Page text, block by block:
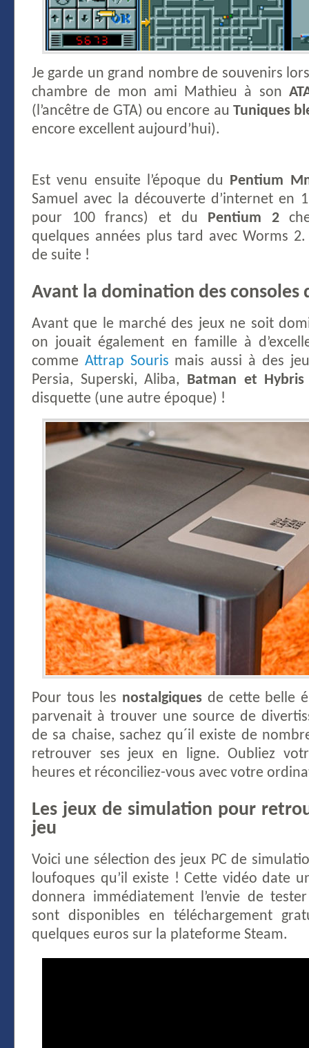
Je garde un grand nombre de souvenirs
chambre de mon ami Mathieu à son
(l’ancêtre de GTA) ou encore au Tuniques
encore excellent aujourd’hui).
Est venu ensuite l’époque du Pentium
Samuel avec la découverte d’internet en
pour 100 francs) et du Pentium 2
quelques années plus tard avec Worms 2.
de suite !
Avant la domination des consoles
Avant que le marché des jeux ne soit
on jouait également en famille à
comme Attrap Souris mais aussi à des
Persia, Superski, Aliba, Batman et Hybris
disquette (une autre époque) !
Pour tous les nostalgiques de cette belle
parvenait à trouver une source de
de sa chaise, sachez qu´il existe de
retrouver ses jeux en ligne. Oubliez
heures et réconciliez-vous avec votre
Les jeux de simulation pour
jeu
Voici une sélection des jeux PC de
loufoques qu’il existe ! Cette vidéo date
donnera immédiatement l’envie de
sont disponibles en téléchargement
quelques euros sur la plateforme Steam.